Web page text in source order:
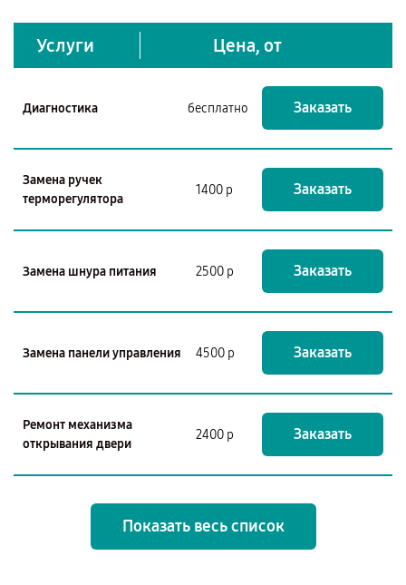
Услуги Цена, от
Диагностика бесплатно Заказать
Замена ручек
терморегулятора
1400 р Заказать
Замена шнура питания 2500 р Заказать
Замена панели управления 4500 р Заказать
Ремонт механизма
открывания двери
2400 р Заказать
Показать весь список